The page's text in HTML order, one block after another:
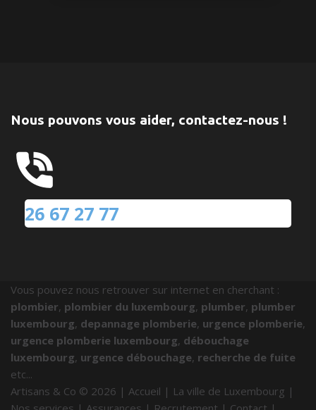
Nous pouvons vous aider, contactez-nous !
26 67 27 77
Vous pouvez nous retrouver sur internet en cherchant :
plombier, plombier du luxembourg, plumber, plumber
luxembourg, depannage plomberie, urgence plomberie,
urgence plomberie luxembourg, débouchage
luxembourg, urgence débouchage, recherche de fuite
etc...
Artisans & Co © 2026 | Accueil | La ville de Luxembourg |